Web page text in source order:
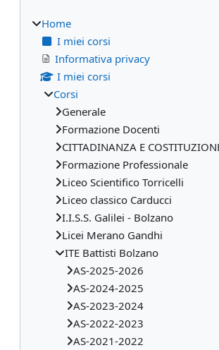
Home
I miei corsi
Informativa privacy
I miei corsi
Corsi
Generale
Formazione Docenti
CITTADINANZA E
Formazione Professionale
Liceo Scientifico Torricelli
Liceo classico Carducci
I.I.S.S. Galilei - Bolzano
Licei Merano Gandhi
ITE Battisti Bolzano
AS-2025-2026
AS-2024-2025
AS-2023-2024
AS-2022-2023
AS-2021-2022